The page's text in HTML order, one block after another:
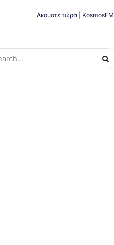
Ακούστε τώρα | KosmosFM